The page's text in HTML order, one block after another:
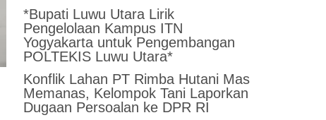
*Bupati Luwu Utara Lirik
Pengelolaan Kampus ITN
Yogyakarta untuk Pengembangan
POLTEKIS Luwu Utara*
Konflik Lahan PT Rimba Hutani Mas
Memanas, Kelompok Tani Laporkan
Dugaan Persoalan ke DPR RI